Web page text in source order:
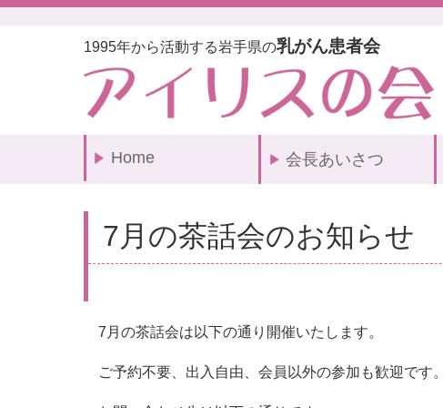
1995年から活動する岩手県の乳がん患者会
Home 会長あいさつ
7月の茶話会のお知らせ
7月の茶話会は以下の通り開催いたします。
ご予約不要、出入自由、 会員以外の参加も歓迎です。